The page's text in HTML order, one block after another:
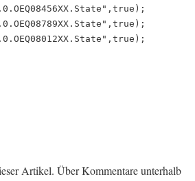
Artikel. Über Kommentare unterhalb